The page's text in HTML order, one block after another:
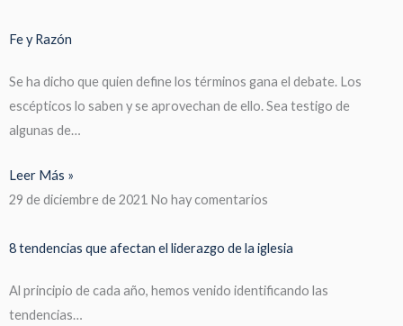
Fe y Razón
Se ha dicho que quien define los términos gana el debate. Los
escépticos lo saben y se aprovechan de ello. Sea testigo de
algunas de…
Leer Más »
29 de diciembre de 2021 No hay comentarios
8 tendencias que afectan el liderazgo de la iglesia
Al principio de cada año, hemos venido identificando las
tendencias…